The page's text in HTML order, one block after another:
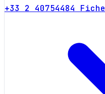
+33 2 40754484 Fiche